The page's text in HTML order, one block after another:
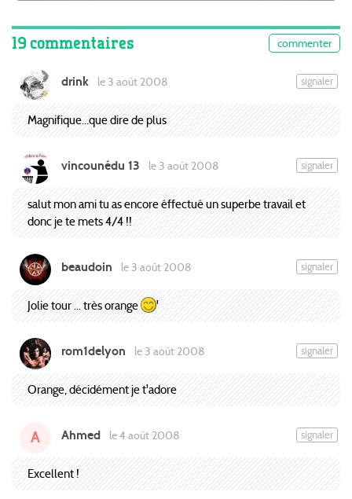
19 commentaires commenter
drink le 3 août 2008 signaler
Magnifique...que dire de plus
vincounédu 13 le 3 août 2008 signaler
salut mon ami tu as encore éffectué un superbe travail et
donc je te mets 4/4 !!
beaudoin le 3 août 2008 signaler
Jolie tour ... très orange '
rom1delyon le 3 août 2008 signaler
Orange, décidément je t'adore
A Ahmed le 4 août 2008 signaler
Excellent !